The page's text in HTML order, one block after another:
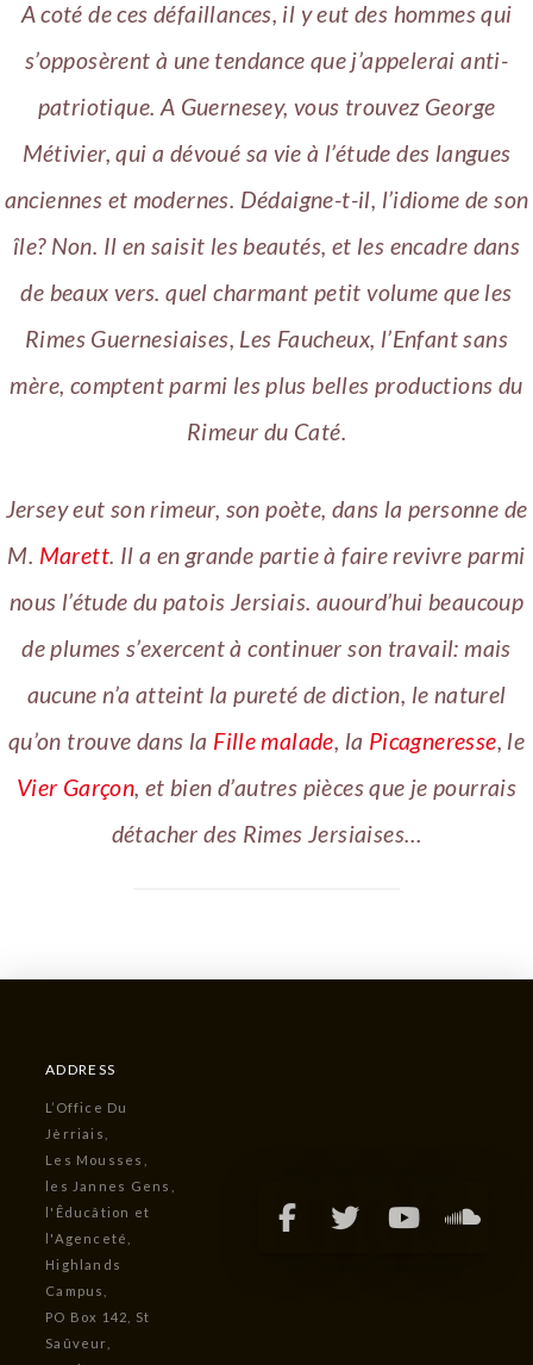
A coté de ces défaillances, il y eut des hommes qui
s’opposèrent à une tendance que j’appelerai anti-
patriotique. A Guernesey, vous trouvez George
Métivier, qui a dévoué sa vie à l’étude des langues
anciennes et modernes. Dédaigne-t-il, l’idiome de son
île? Non. Il en saisit les beautés, et les encadre dans
de beaux vers. quel charmant petit volume que les
Rimes Guernesiaises, Les Faucheux, l’Enfant sans
mère, comptent parmi les plus belles productions du
Rimeur du Caté.
Jersey eut son rimeur, son poète, dans la personne de
M. Marett. Il a en grande partie à faire revivre parmi
nous l’étude du patois Jersiais. auourd’hui beaucoup
de plumes s’exercent à continuer son travail: mais
aucune n’a atteint la pureté de diction, le naturel
qu’on trouve dans la Fille malade, la Picagneresse, le
Vier Garçon, et bien d’autres pièces que je pourrais
détacher des Rimes Jersiaises…
ADDRESS
L’Office Du
Jèrriais,
Les Mousses,
les Jannes Gens,
l'Êducâtion et
l'Agenceté,
Highlands
Campus,
PO Box 142, St
Saûveur,